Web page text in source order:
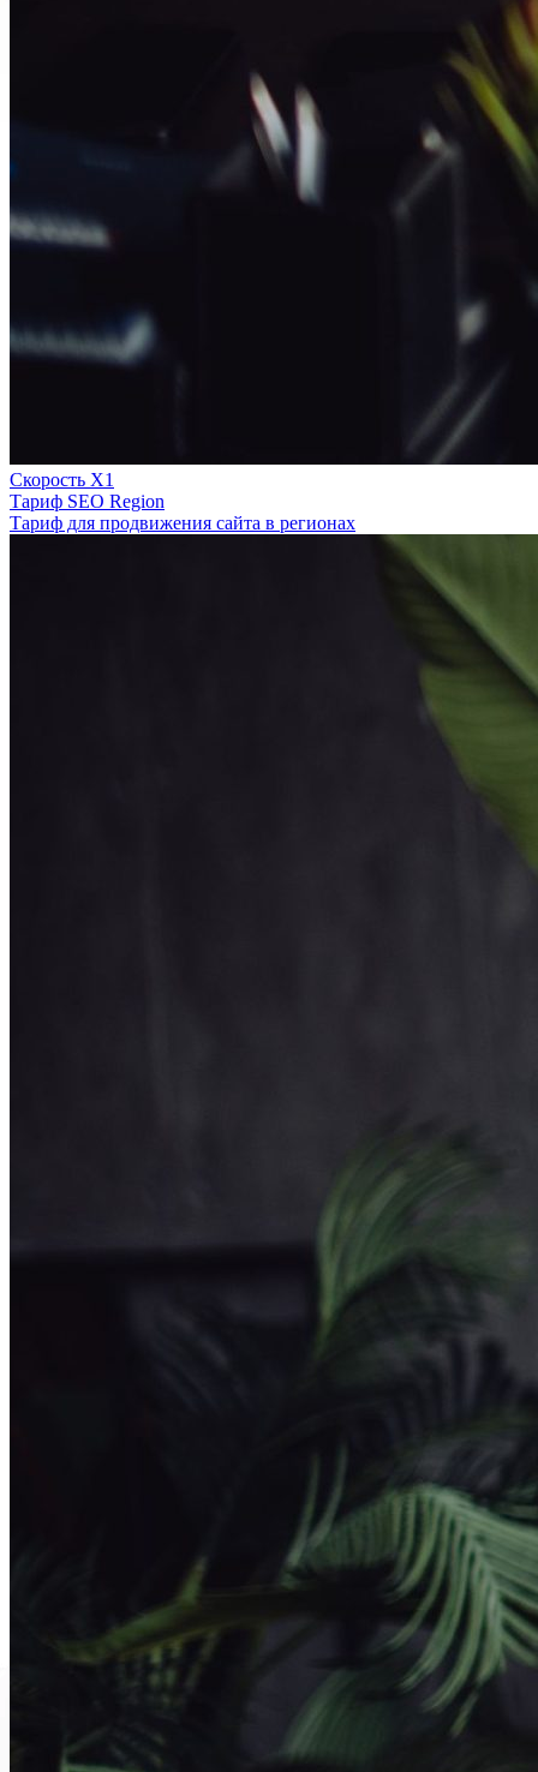
Скорость Х1
Тариф SEO Region
Тариф для продвижения сайта в регионах